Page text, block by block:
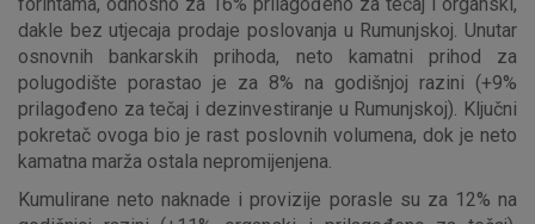
dakle bez utjecaja prodaje poslovanja u Rumunjskoj. Unutar
osnovnih bankarskih prihoda, neto kamatni prihod za
polugodište porastao je za 8% na godišnjoj razini (+9%
prilagođeno za tečaj i dezinvestiranje u Rumunjskoj). Ključni
pokretač ovoga bio je rast poslovnih volumena, dok je neto
kamatna marža ostala nepromijenjena.
Kumulirane neto naknade i provizije porasle su za 12% na